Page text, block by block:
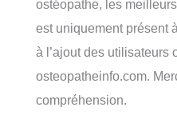
ostéopathe, les
est uniquement présent
à l’ajout des utilisateurs
osteopatheinfo.com.
compréhension.